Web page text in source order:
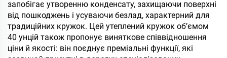
запобігає утворенню конденсату, захищаючи поверхні
від пошкоджень і усуваючи безлад, характерний для
традиційних кружок. Цей утеплений кружок об’ємом
40 унцій також пропонує виняткове співвідношення
ціни й якості: він поєднує преміальні функції, які